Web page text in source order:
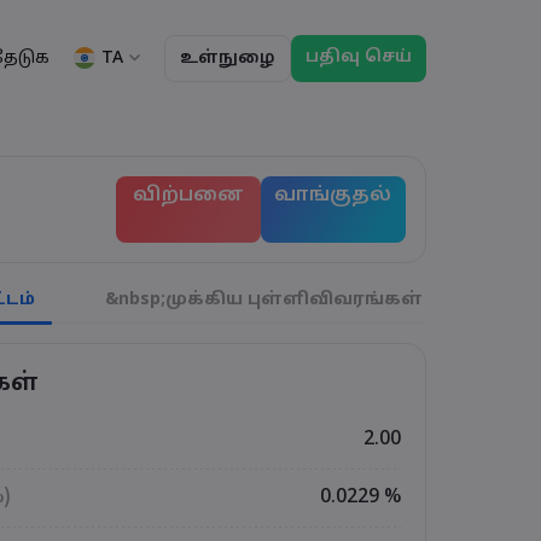
ரோல்ஓவர
மார்கெட்டின் ஆழம்
சட்டத் தொகுப்பு
TA
English
English (St. Vincent)
Italian
Português
உள்நுழை பதிவு செய்
விற்பனை வாங்குதல்
&nbsp;முக்கிய புள்ளிவிவரங்கள்
2.00
0.0229 %